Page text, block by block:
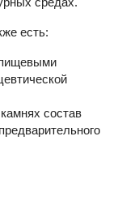
есть:
пищевыми
состав